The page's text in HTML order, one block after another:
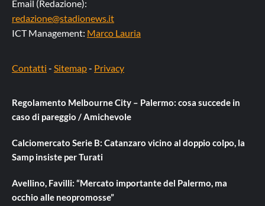
Email (Redazione):
redazione@stadionews.it
ICT Management: Marco Lauria
Contatti - Sitemap- Privacy
Regolamento Melbourne City – Palermo: cosa succede in
caso di pareggio / Amichevole
Calciomercato Serie B: Catanzaro vicino al doppio colpo, la
Samp insiste per Turati
Avellino, Favilli: “Mercato importante del Palermo, ma
occhio alle neopromosse”